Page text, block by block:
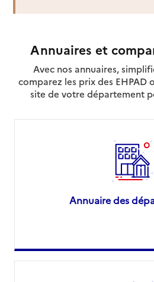
Annuaires et
Avec nos annuaires,
comparez les prix des EHPAD
site de votre département
Annuaire des